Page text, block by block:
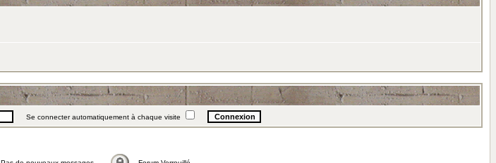
Se connecter automatiquement à chaque visite